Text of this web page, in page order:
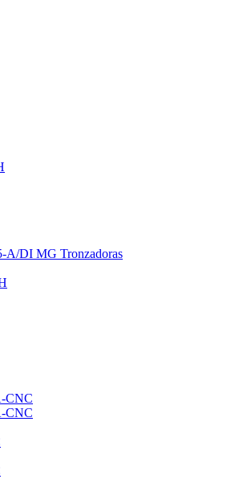
A/DI MG Tronzadoras
CNC
CNC